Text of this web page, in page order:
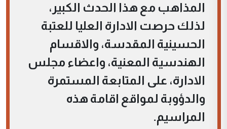
المذاهب مع هذا الحدث الكبير،
لذلك حرصت الادارة العليا للعتبة
الحسينية المقدسة، والاقسام
الهندسية المعنية، واعضاء مجلس
الادارة، على المتابعة المستمرة
والدؤوبة لمواقع اقامة هذه
المراسيم.